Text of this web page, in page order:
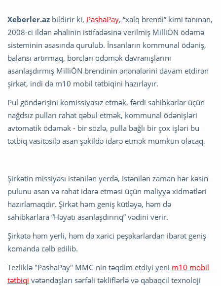
Xeberler.az bildirir ki, PashaPay, “xalq brendi” kimi tanınan,
2008-ci ildən əhalinin istifadəsinə verilmiş MilliÖN ödəmə
sisteminin əsasında qurulub. İnsanların kommunal ödəniş,
balansı artırmaq, borcları ödəmək davranışlarını
asanlaşdırmış MilliÖN brendinin ənənələrini davam etdirən
şirkət, indi də m10 mobil tətbiqini hazırlayır.
Pul göndərişini komissiyasız etmək, fərdi sahibkarlar üçün
nağdsız pulları rahat qəbul etmək, kommunal ödənişləri
avtomatik ödəmək - bir sözlə, pulla bağlı bir çox işləri bu
tətbiq vasitəsilə asan şəkildə idarə etmək mümkün olacaq.
Şirkətin missiyası istənilən yerdə, istənilən zaman hər kəsin
pulunu asan və rahat idarə etməsi üçün maliyyə xidmətləri
hazırlamaqdır. Şirkət həm geniş kütləyə, həm də
sahibkarlara “Həyatı asanlaşdırırıq” vədini verir.
Şirkətə həm yerli, həm də xarici peşəkarlardan ibarət geniş
komanda cəlb edilib.
Tezliklə "PashaPay" MMC-nin təqdim etdiyi yeni m10 mobil
tətbiqi vətəndaşları sərfəli təkliflərlə və qabaqcıl texnoloji